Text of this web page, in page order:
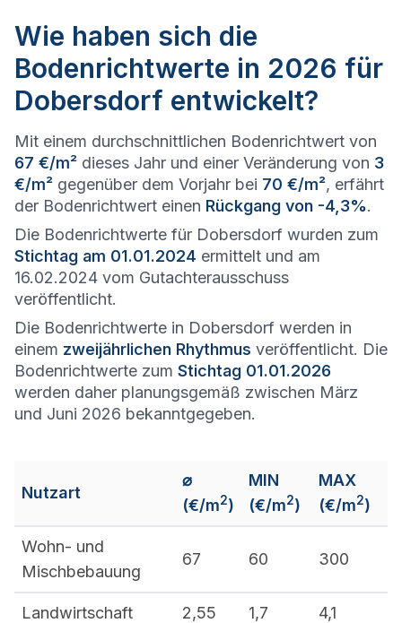
Wie haben sich die
Bodenrichtwerte in 2026 für
Dobersdorf entwickelt?
Mit einem durchschnittlichen Bodenrichtwert von
67 €/m² dieses Jahr und einer Veränderung von 3
€/m² gegenüber dem Vorjahr bei 70 €/m², erfährt
der Bodenrichtwert einen Rückgang von -4,3%.
Die Bodenrichtwerte für Dobersdorf wurden zum
Stichtag am 01.01.2024 ermittelt und am
16.02.2024 vom Gutachterausschuss
veröffentlicht.
Die Bodenrichtwerte in Dobersdorf werden in
einem zweijährlichen Rhythmus veröffentlicht. Die
Bodenrichtwerte zum Stichtag 01.01.2026
werden daher planungsgemäß zwischen März
und Juni 2026 bekanntgegeben.
Nutzart
⌀
(€/m2)
MIN
(€/m2)
MAX
(€/m2)
Wohn- und
Mischbebauung
67 60 300
Landwirtschaft 2,55 1,7 4,1